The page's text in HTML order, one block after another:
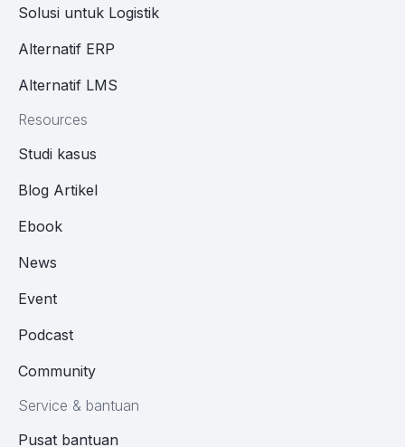
Solusi untuk Logistik
Alternatif ERP
Alternatif LMS
Resources
Studi kasus
Blog Artikel
Ebook
News
Event
Podcast
Community
Service & bantuan
Pusat bantuan